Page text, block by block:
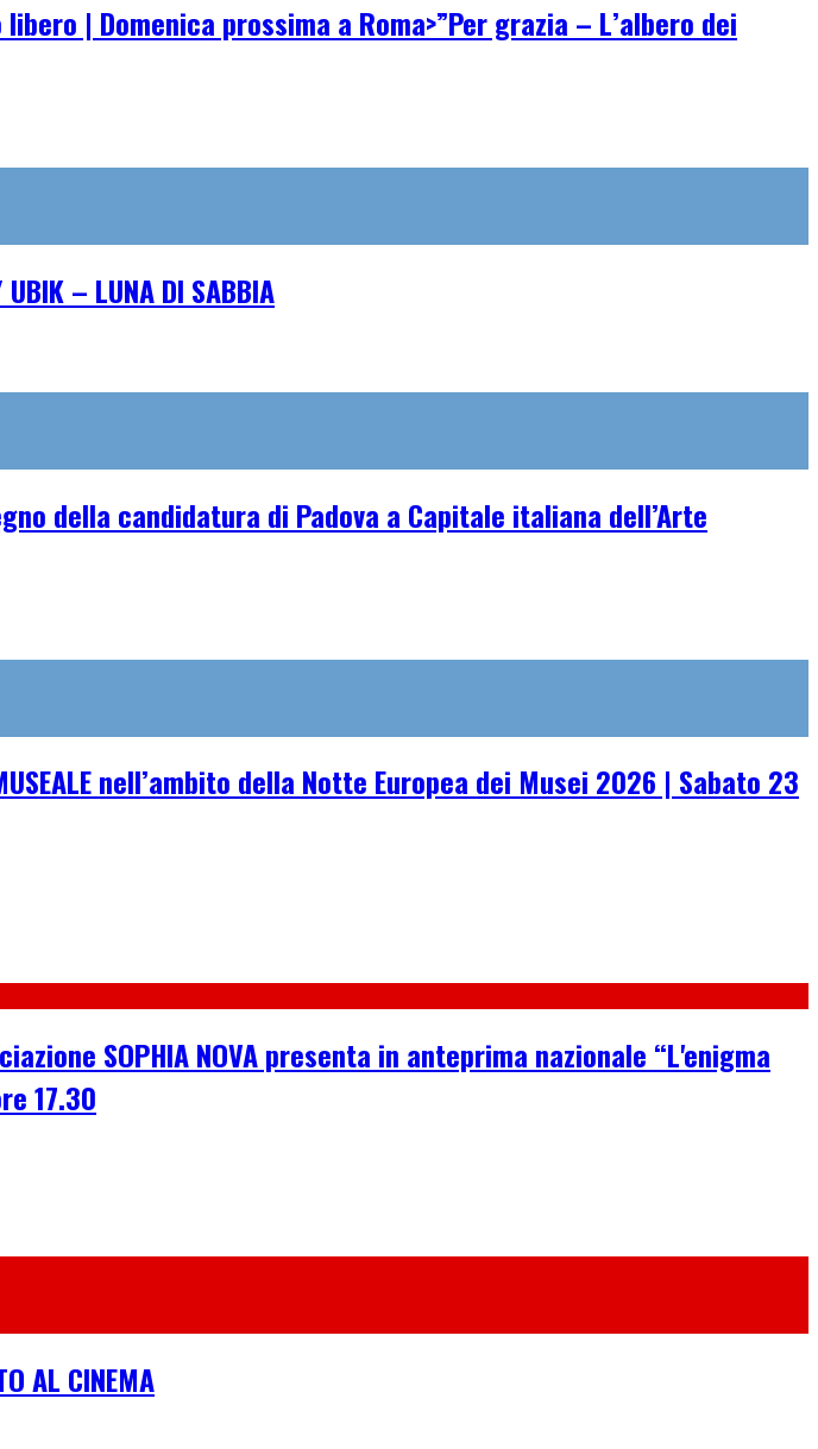
| Domenica prossima a Roma>”Per grazia – L’albero dei
– LUNA DI SABBIA
della candidatura di Padova a Capitale italiana dell’Arte
nell’ambito della Notte Europea dei Musei 2026 | Sabato 23
SOPHIA NOVA presenta in anteprima nazionale “L'enigma
17.30
AL CINEMA